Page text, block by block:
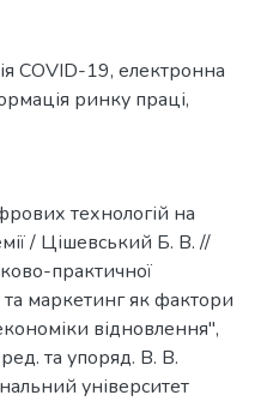
COVID-19, електронна
ринку праці,
технологій на
/ Цішевський Б. В. //
практичної
маркетинг як фактори
відновлення",
та упоряд. В. В.
університет